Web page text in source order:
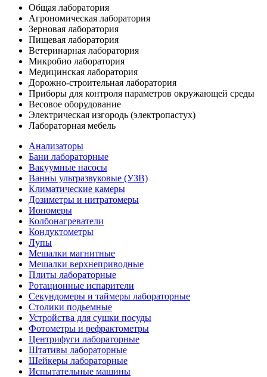
Общая лаборатория
Агрономическая лаборатория
Зерновая лаборатория
Пищевая лаборатория
Ветеринарная лаборатория
Микробио лаборатория
Медицинская лаборатория
Дорожно-строительная лаборатория
Приборы для контроля параметров окружающей среды
Весовое оборудование
Электрическая изгородь (электропастух)
Лабораторная мебель
Анализаторы
Бани лабораторные
Вакуумные насосы
Ванны ультразвуковые (УЗВ)
Климатические камеры
Дозиметры и нитратомеры
Иономеры
Колбонагреватели
Кондуктометры
Лупы
Мешалки магнитные
Мешалки верхнеприводные
Плиты лабораторные
Ротационные испарители
Секундомеры и таймеры лабораторные
Столики подьемные
Устройства для сушки посуды
Фотометры и рефрактометры
Центрифуги лабораторные
Штативы лабораторные
Шейкеры лабораторные
Испытательные машины